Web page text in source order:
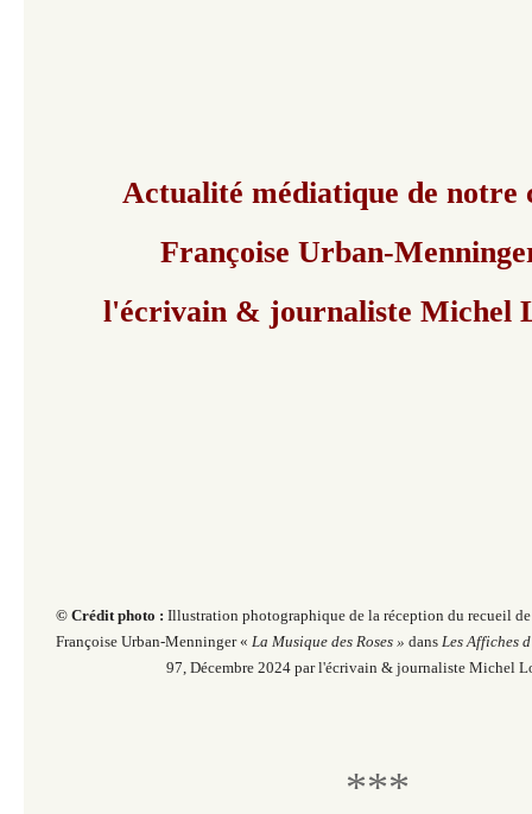
Actualité médiatique de notre
Françoise Urban-
l'écrivain & journaliste Michel
© Crédit photo : Illustration photographique de la réception du recueil
Françoise Urban-Menninger « La Musique des Roses » dans Les Affiches
97, Décembre 2024 par l'écrivain & journaliste Michel
***